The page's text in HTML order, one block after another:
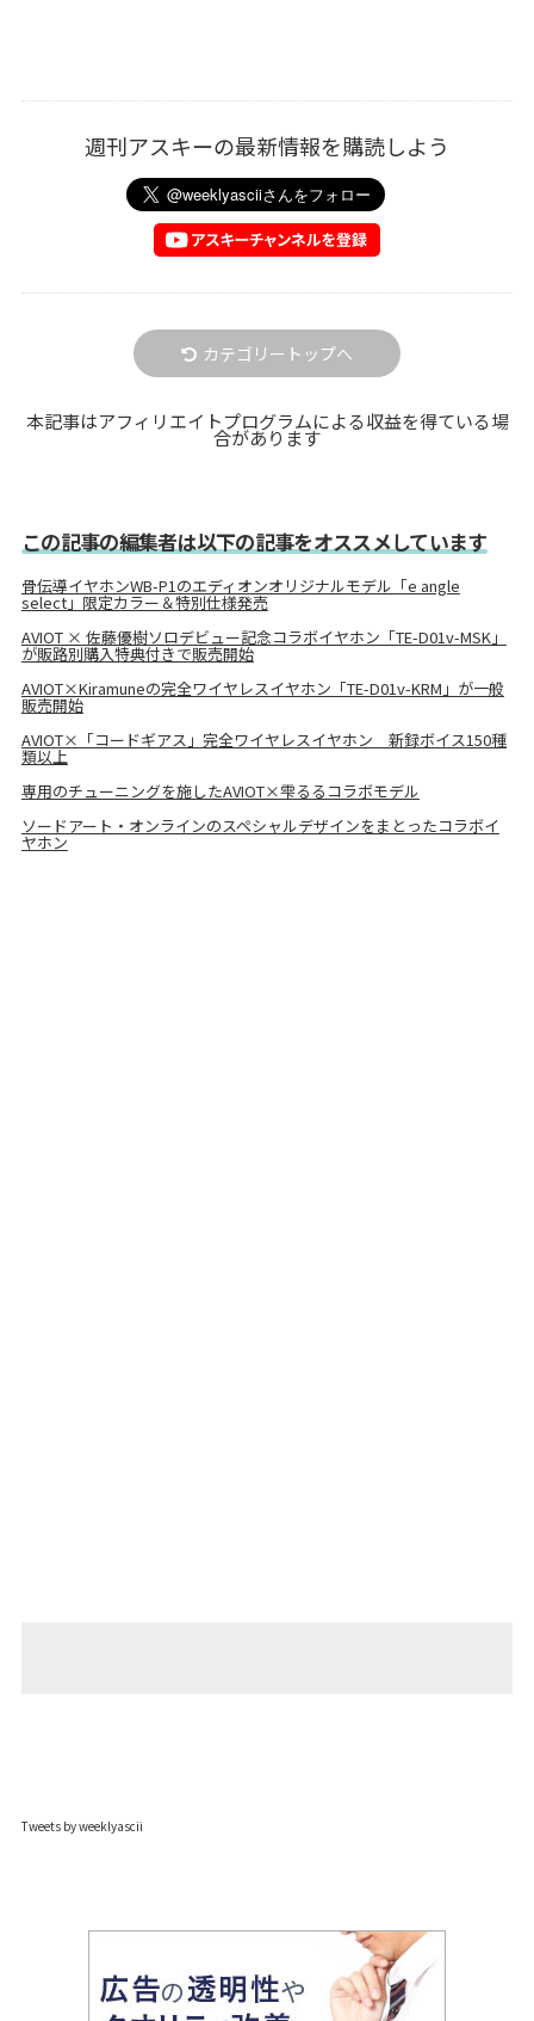
週刊アスキーの最新情報を購読しよう
カテゴリートップへ
本記事はアフィリエイトプログラムによる収益を得ている場
合があります
この記事の編集者は以下の記事をオススメしています
骨伝導イヤホンWB-P1のエディオンオリジナルモデル「e angle
select」限定カラー＆特別仕様発売
AVIOT × 佐藤優樹ソロデビュー記念コラボイヤホン「TE-D01v-MSK」
が販路別購入特典付きで販売開始
AVIOT×Kiramuneの完全ワイヤレスイヤホン「TE-D01v-KRM」が一般
販売開始
AVIOT×「コードギアス」完全ワイヤレスイヤホン 新録ボイス150種
類以上
専用のチューニングを施したAVIOT×雫るるコラボモデル
ソードアート・オンラインのスペシャルデザインをまとったコラボイ
ヤホン
Tweets by weeklyascii